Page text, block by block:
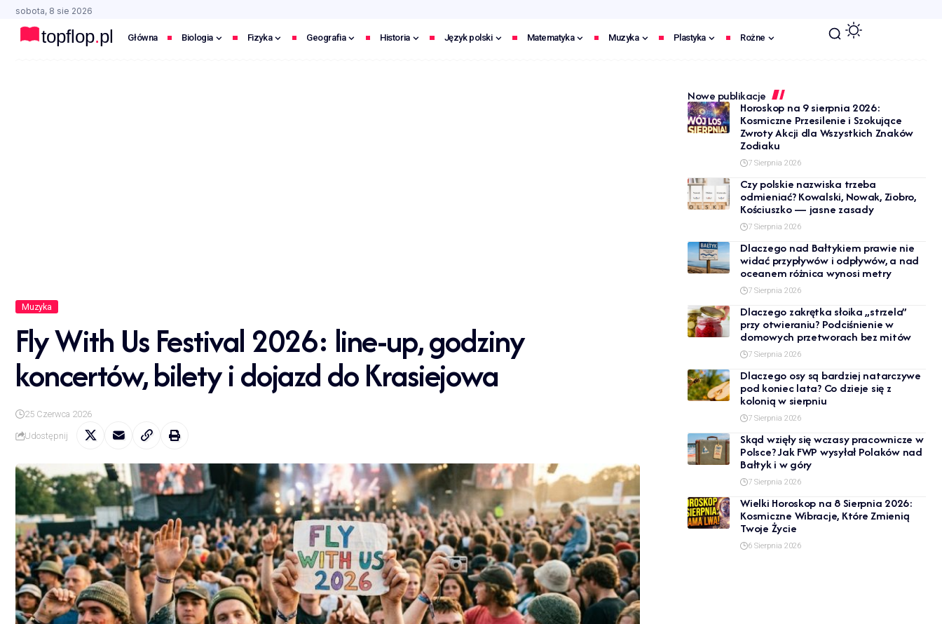
sobota, 8 sie 2026
Główna Biologia Fizyka Geografia Historia Język polski Matematyka Muzyka Plastyka Rożne
Muzyka
Fly With Us Festival 2026: line-up, godziny
koncertów, bilety i dojazd do Krasiejowa
25 Czerwca 2026
Udostępnij
Nowe publikacje
Horoskop na 9 sierpnia 2026:
Kosmiczne Przesilenie i Szokujące
Zwroty Akcji dla Wszystkich Znaków
Zodiaku
7 Sierpnia 2026
Czy polskie nazwiska trzeba
odmieniać? Kowalski, Nowak, Ziobro,
Kościuszko — jasne zasady
7 Sierpnia 2026
Dlaczego nad Bałtykiem prawie nie
widać przypływów i odpływów, a nad
oceanem różnica wynosi metry
7 Sierpnia 2026
Dlaczego zakrętka słoika „strzela”
przy otwieraniu? Podciśnienie w
domowych przetworach bez mitów
7 Sierpnia 2026
Dlaczego osy są bardziej natarczywe
pod koniec lata? Co dzieje się z
kolonią w sierpniu
7 Sierpnia 2026
Skąd wzięły się wczasy pracownicze w
Polsce? Jak FWP wysyłał Polaków nad
Bałtyk i w góry
7 Sierpnia 2026
Wielki Horoskop na 8 Sierpnia 2026:
Kosmiczne Wibracje, Które Zmienią
Twoje Życie
6 Sierpnia 2026